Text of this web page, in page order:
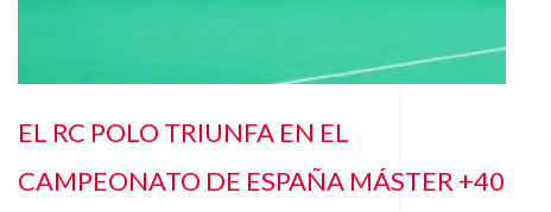
EL RC POLO TRIUNFA EN EL
CAMPEONATO DE ESPAÑA MÁSTER +40